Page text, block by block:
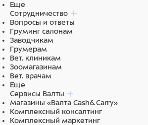
Еще
Сотрудничество
Вопросы и ответы
Груминг салонам
Заводчикам
Грумерам
Вет. клиникам
Зоомагазинам
Вет. врачам
Еще
Сервисы Валты
Магазины «Валта Cash&Carry»
Комплексный консалтинг
Комплексный маркетинг